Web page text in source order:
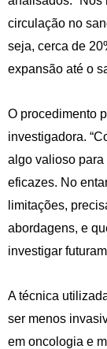
circulação no
seja, cerca de
expansão até o
O procedimento
investigadora.
algo valioso
eficazes. No
limitações,
abordagens, e
investigar
A técnica
ser menos
em oncologia e